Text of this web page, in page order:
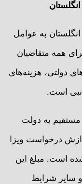
به عوامل
همه متقاضیان
دولتی، هزینه‌های
است.
مستقیم به دولت
درخواست ویزا
است. مبلغ این
و سایر شرایط